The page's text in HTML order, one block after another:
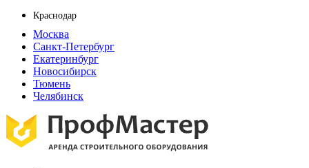
Краснодар
Москва
Санкт-Петербург
Екатеринбург
Новосибирск
Тюмень
Челябинск